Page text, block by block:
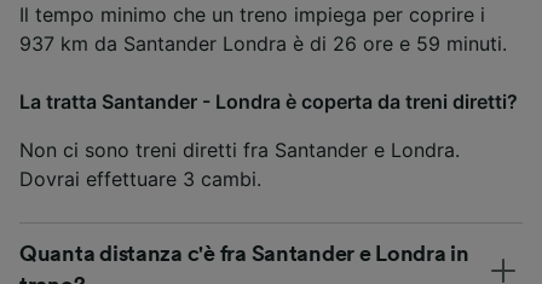
Il tempo minimo che un treno impiega per coprire i
937 km da Santander Londra è di 26 ore e 59 minuti.
La tratta Santander - Londra è coperta da treni diretti?
Non ci sono treni diretti fra Santander e Londra.
Dovrai effettuare 3 cambi.
Quanta distanza c'è fra Santander e Londra in